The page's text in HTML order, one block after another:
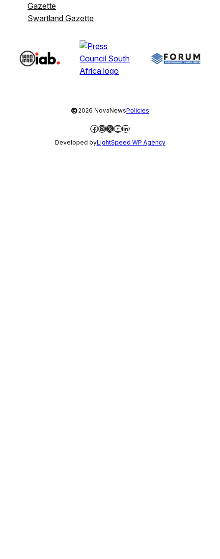
Gazette
Swartland Gazette
©2026 NovaNewsPolicies
Facebook
Instagram
X YouTube
LinkedIn
Developed byLightSpeed WP Agency